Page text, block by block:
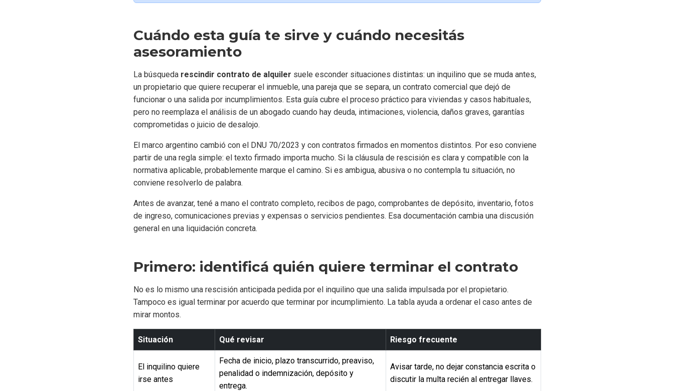
Cuándo esta guía te sirve y cuándo necesitás
asesoramiento
La búsqueda rescindir contrato de alquiler suele esconder situaciones distintas: un inquilino que se muda antes,
un propietario que quiere recuperar el inmueble, una pareja que se separa, un contrato comercial que dejó de
funcionar o una salida por incumplimientos. Esta guía cubre el proceso práctico para viviendas y casos habituales,
pero no reemplaza el análisis de un abogado cuando hay deuda, intimaciones, violencia, daños graves, garantías
comprometidas o juicio de desalojo.
El marco argentino cambió con el DNU 70/2023 y con contratos firmados en momentos distintos. Por eso conviene
partir de una regla simple: el texto firmado importa mucho. Si la cláusula de rescisión es clara y compatible con la
normativa aplicable, probablemente marque el camino. Si es ambigua, abusiva o no contempla tu situación, no
conviene resolverlo de palabra.
Antes de avanzar, tené a mano el contrato completo, recibos de pago, comprobantes de depósito, inventario, fotos
de ingreso, comunicaciones previas y expensas o servicios pendientes. Esa documentación cambia una discusión
general en una liquidación concreta.
Primero: identificá quién quiere terminar el contrato
No es lo mismo una rescisión anticipada pedida por el inquilino que una salida impulsada por el propietario.
Tampoco es igual terminar por acuerdo que terminar por incumplimiento. La tabla ayuda a ordenar el caso antes de
mirar montos.
Situación Qué revisar Riesgo frecuente
El inquilino quiere
irse antes
Fecha de inicio, plazo transcurrido, preaviso,
penalidad o indemnización, depósito y
entrega.
Avisar tarde, no dejar constancia escrita o
discutir la multa recién al entregar llaves.